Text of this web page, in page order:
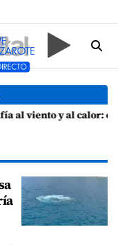
arropan a la Virgen de las Nieves